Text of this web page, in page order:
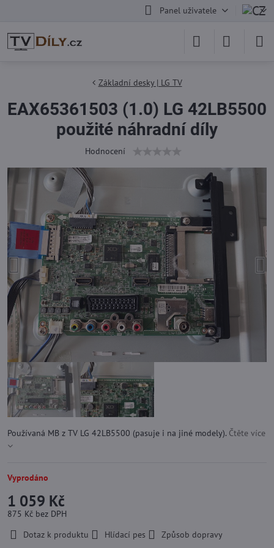
Panel uživatele
Základní desky | LG TV
EAX65361503 (1.0) LG 42LB5500
použité náhradní díly
Hodnocení
Používaná MB z TV LG 42LB5500 (pasuje i na jiné modely). Čtěte více
Vyprodáno
1 059 Kč
875 Kč bez DPH
Dotaz k produktu
Hlídací pes
Způsob dopravy